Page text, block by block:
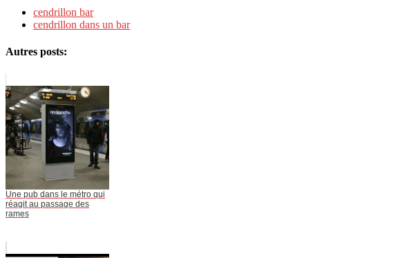
cendrillon bar
cendrillon dans un bar
Autres posts:
Une pub dans le métro qui
réagit au passage des
rames